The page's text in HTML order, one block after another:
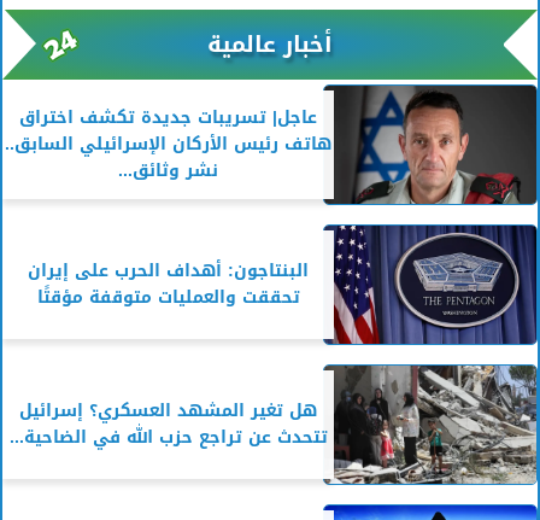
أخبار عالمية
عاجل| تسريبات جديدة تكشف اختراق
هاتف رئيس الأركان الإسرائيلي السابق..
نشر وثائق...
البنتاجون: أهداف الحرب على إيران
تحققت والعمليات متوقفة مؤقتًا
هل تغير المشهد العسكري؟ إسرائيل
تتحدث عن تراجع حزب الله في الضاحية...